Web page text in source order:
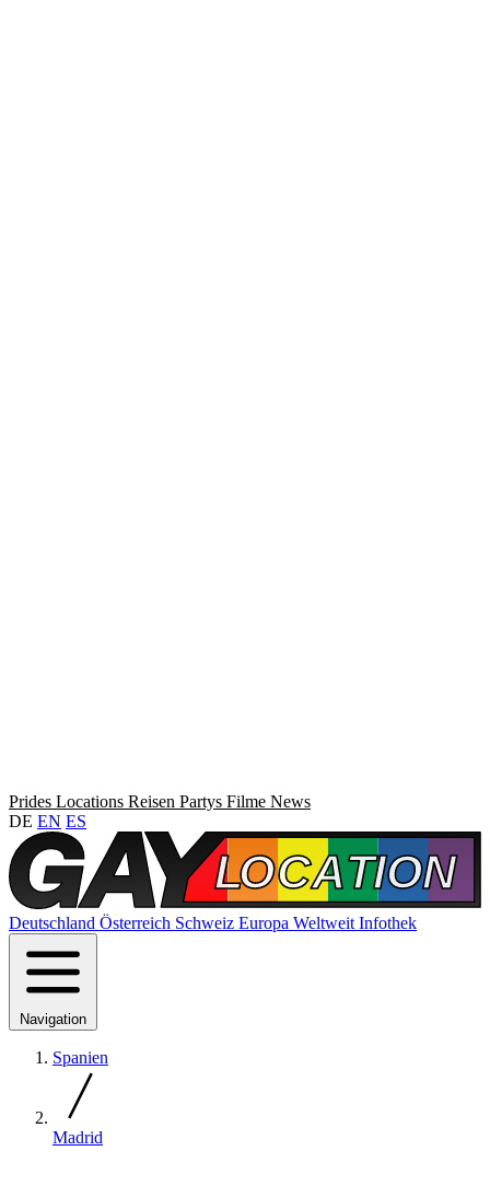
Prides Locations Reisen Partys Filme News
DE EN ES
Deutschland Österreich Schweiz Europa Weltweit Infothek
Navigation
Spanien
Madrid